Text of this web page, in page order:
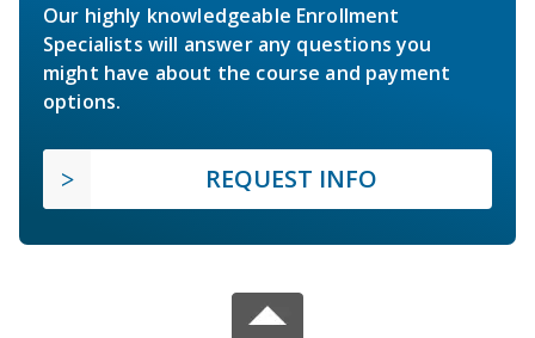
Our highly knowledgeable Enrollment
Specialists will answer any questions you
might have about the course and payment
options.
REQUEST INFO